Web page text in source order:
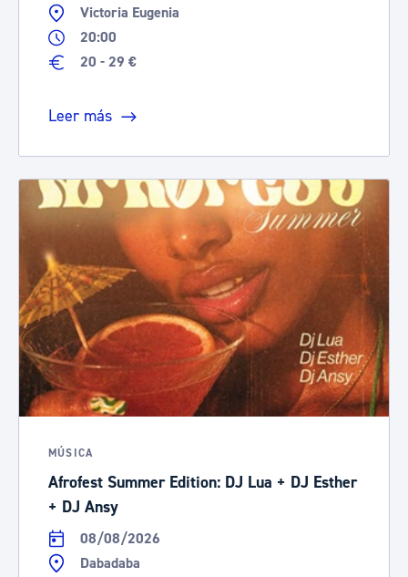
Victoria Eugenia
20:00
20 - 29 €
Leer más
MÚSICA
Afrofest Summer Edition: DJ Lua + DJ Esther
+ DJ Ansy
08/08/2026
Dabadaba